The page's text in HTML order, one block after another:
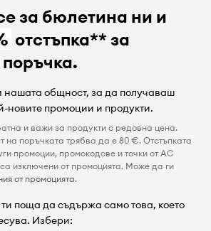
за бюлетина ни и
отстъпка** за
нашата общност, за да получаваш
новите промоции и продукти.
и важи за продукти с редовна цена.
на поръчката трябва да е 80 €. Отстъпката
промоции, промокодове и точки от AC
изключени от промоцията. Може да ги
от промоцията.
поща да съдържа само това, което
Избери: